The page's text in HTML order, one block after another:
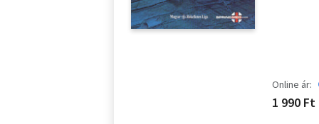
Online ár:
1 990 Ft